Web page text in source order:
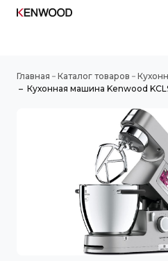
Главная – Каталог товаров –
– Кухонная машина Kenwood